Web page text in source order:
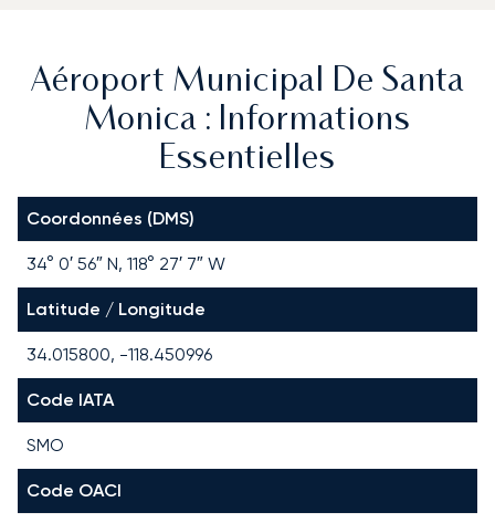
Aéroport Municipal De Santa
Monica : Informations
Essentielles
Coordonnées (DMS)
34° 0′ 56″ N, 118° 27′ 7″ W
Latitude / Longitude
34.015800, -118.450996
Code IATA
SMO
Code OACI